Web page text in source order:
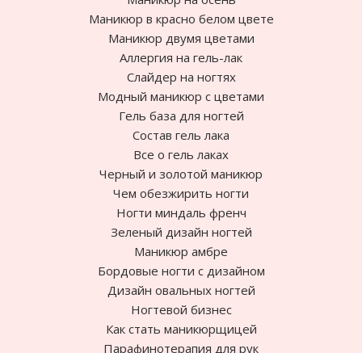
Маникюр в красно белом цвете
Маникюр двумя цветами
Аллергия на гель-лак
Слайдер на ногтях
Модный маникюр с цветами
Гель база для ногтей
Состав гель лака
Все о гель лаках
Черный и золотой маникюр
Чем обезжирить ногти
Ногти миндаль френч
Зеленый дизайн ногтей
Маникюр амбре
Бордовые ногти с дизайном
Дизайн овальных ногтей
Ногтевой бизнес
Как стать маникюрщицей
Парафинотерапия для рук